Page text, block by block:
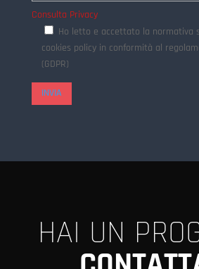
Consulta Privacy
Ho letto e accettato la normativa
cookies policy in conformità al
(GDPR)
INVIA
HAI UN